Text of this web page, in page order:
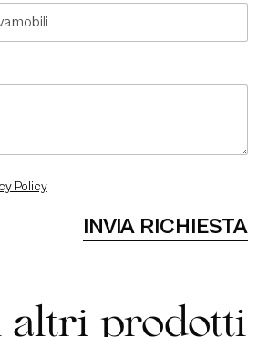
Policy
INVIA RICHIESTA
altri prodotti